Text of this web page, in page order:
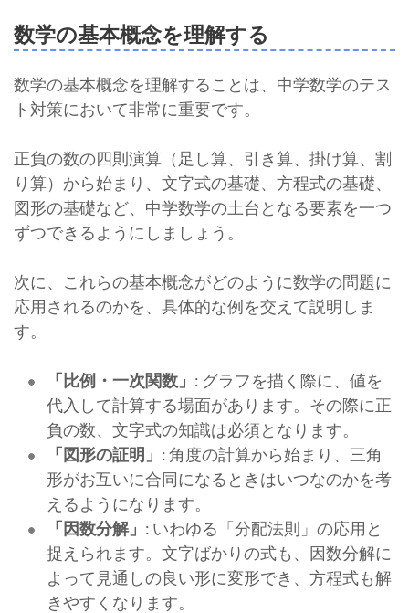
数学の基本概念を理解する
数学の基本概念を理解することは、中学数学のテス
ト対策において非常に重要です。
正負の数の四則演算（足し算、引き算、掛け算、割
り算）から始まり、文字式の基礎、方程式の基礎、
図形の基礎など、中学数学の土台となる要素を一つ
ずつできるようにしましょう。
次に、これらの基本概念がどのように数学の問題に
応用されるのかを、具体的な例を交えて説明しま
す。
「比例・一次関数」 : グラフを描く際に、値を
代入して計算する場面があります。その際に正
負の数、文字式の知識は必須となります。
「図形の証明」 : 角度の計算から始まり、三角
形がお互いに合同になるときはいつなのかを考
えるようになります。
「因数分解」 : いわゆる「分配法則」の応用と
捉えられます。文字ばかりの式も、因数分解に
よって見通しの良い形に変形でき、方程式も解
きやすくなります。